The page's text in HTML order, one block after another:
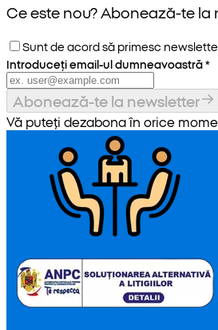
Ce este nou? Abonează-te la
Sunt de acord să primesc
Introduceți email-ul dumneavoastră*
Abonează-te la newsletter
Vă puteți dezabona în orice